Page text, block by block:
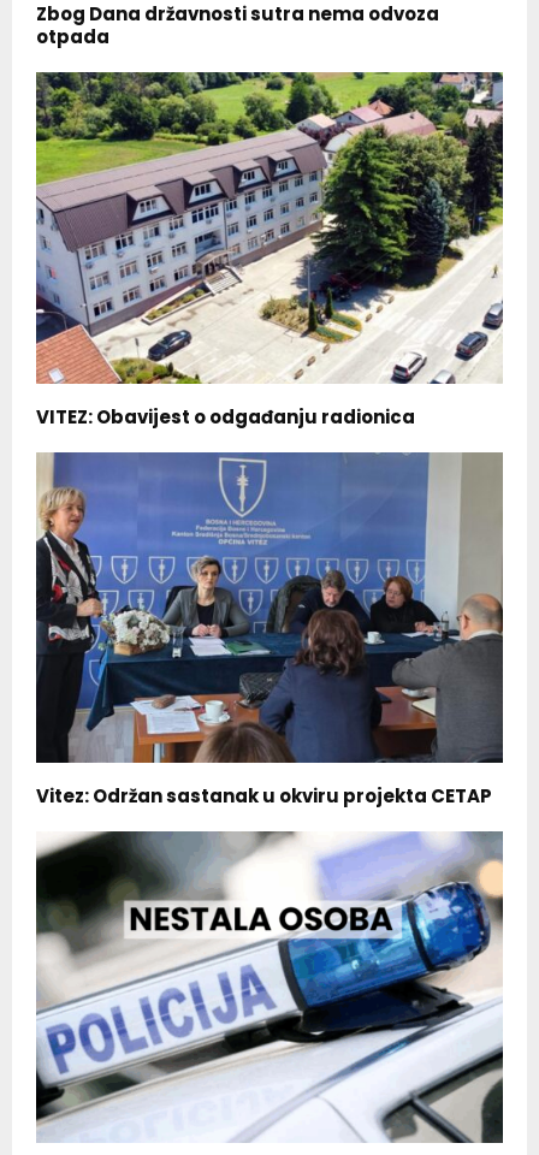
Zbog Dana državnosti sutra nema odvoza
otpada
VITEZ: Obavijest o odgađanju radionica
Vitez: Održan sastanak u okviru projekta CETAP